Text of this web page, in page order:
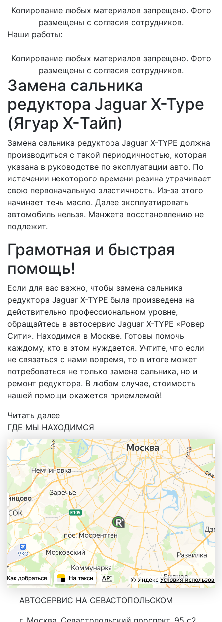
Копирование любых материалов запрещено. Фото
размещены с согласия сотрудников.
Наши работы:
Копирование любых материалов запрещено. Фото
размещены с согласия сотрудников.
Замена сальника
редуктора Jaguar X-Type
(Ягуар X-Тайп)
Замена сальника редуктора Jaguar X-TYPE должна
производиться с такой периодичностью, которая
указана в руководстве по эксплуатации авто. По
истечении некоторого времени резина утрачивает
свою первоначальную эластичность. Из-за этого
начинает течь масло. Далее эксплуатировать
автомобиль нельзя. Манжета восстановлению не
подлежит.
Грамотная и быстрая
помощь!
Если для вас важно, чтобы замена сальника
редуктора Jaguar X-TYPE была произведена на
действительно профессиональном уровне,
обращайтесь в автосервис Jaguar X-TYPE «Ровер
Сити». Находимся в Москве. Готовы помочь
каждому, кто в этом нуждается. Учтите, что если
не связаться с нами вовремя, то в итоге может
потребоваться не только замена сальника, но и
ремонт редуктора. В любом случае, стоимость
нашей помощи окажется приемлемой!
Читать далее
ГДЕ МЫ НАХОДИМСЯ
АВТОСЕРВИС НА СЕВАСТОПОЛЬСКОМ